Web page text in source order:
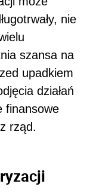
nie
szansa na
upadkiem
działań
finansowe
rząd.